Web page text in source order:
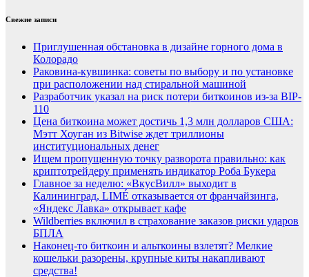
Свежие записи
Приглушенная обстановка в дизайне горного дома в
Колорадо
Раковина-кувшинка: советы по выбору и по установке
при расположении над стиральной машиной
Разработчик указал на риск потери биткоинов из-за BIP-
110
Цена биткоина может достичь 1,3 млн долларов США:
Мэтт Хоуган из Bitwise ждет триллионы
институциональных денег
Ищем пропущенную точку разворота правильно: как
криптотрейдеру применять индикатор Роба Букера
Главное за неделю: «ВкусВилл» выходит в
Калининград, LIMÉ отказывается от франчайзинга,
«Яндекс Лавка» открывает кафе
Wildberries включил в страхование заказов риски ударов
БПЛА
Наконец-то биткоин и альткоины взлетят? Мелкие
кошельки разорены, крупные киты накапливают
средства!